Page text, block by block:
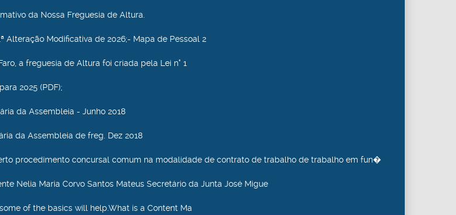
da Nossa Freguesia de Altura.
Alteração Modificativa de 2026;- Mapa de Pessoal 2
a freguesia de Altura foi criada pela Lei n° 1
2025 (PDF);
da Assembleia - Junho 2018
da Assembleia de freg. Dez 2018
procedimento concursal comum na modalidade de contrato de trabalho de trabalho em fun�
Nelia Maria Corvo Santos Mateus Secretário da Junta José Migue
of the basics will help.What is a Content Ma